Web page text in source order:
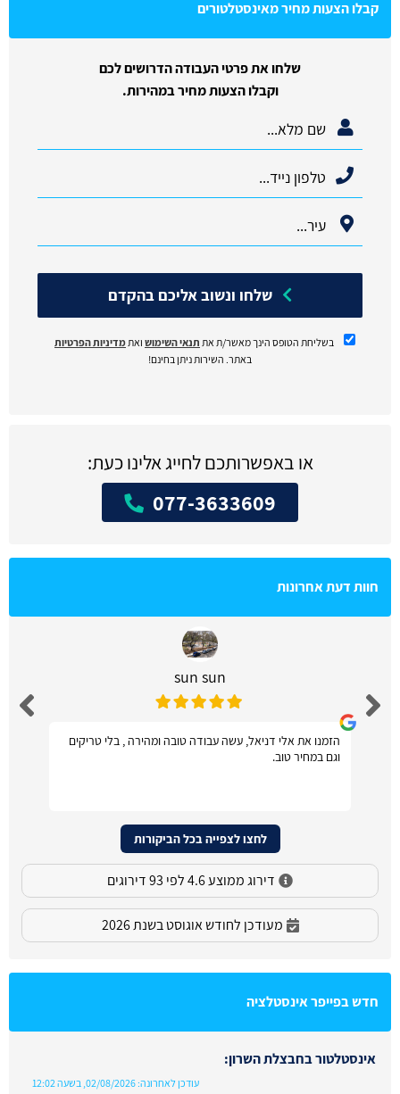
קבלו הצעות מחיר מאינסטלטורים
שלחו את פרטי העבודה הדרושים לכם
וקבלו הצעות מחיר במהירות.
בשליחת הטופס הינך מאשר/ת את תנאי השימוש ואת מדיניות הפרטיות
באתר. השירות ניתן בחינם!
או באפשרותכם לחייג אלינו כעת:
077-3633609
חוות דעת אחרונות
sun sun
הזמנו את אלי דניאל, עשה עבודה טובה ומהירה , בלי טריקים
וגם במחיר טוב.
לחצו לצפייה בכל הביקורות
דירוג ממוצע 4.6 לפי 93 דירוגים
מעודכן לחודש אוגוסט בשנת 2026
חדש בפייפר אינסטלציה
אינסטלטור בחבצלת השרון:
עודכן לאחרונה: 02/08/2026, בשעה 12:02